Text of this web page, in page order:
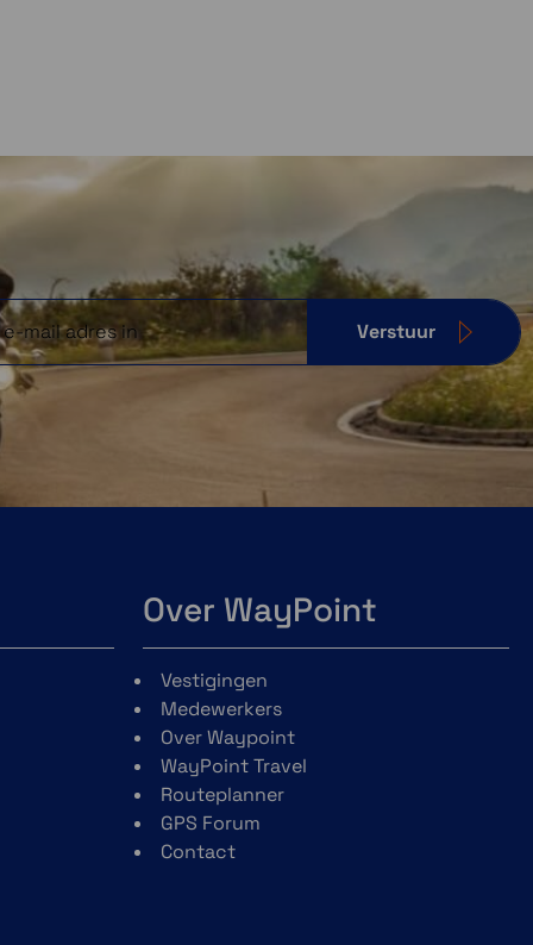
Verstuur
Over WayPoint
Vestigingen
Medewerkers
Over Waypoint
WayPoint Travel
Routeplanner
GPS Forum
Contact